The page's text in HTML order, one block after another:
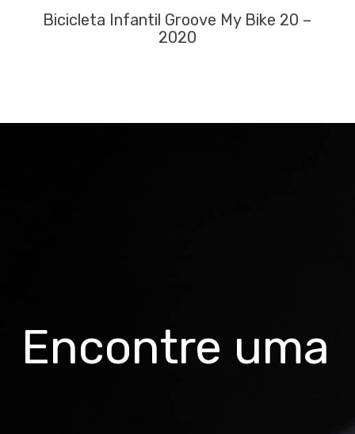
Bicicleta Infantil Groove My Bike 20 –
2020
Encontre uma